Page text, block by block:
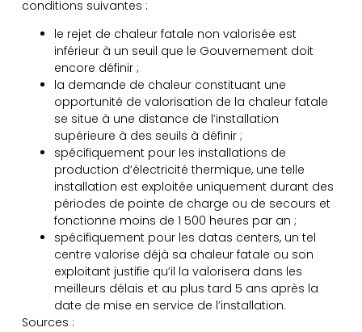
conditions suivantes :
le rejet de chaleur fatale non valorisée est
inférieur à un seuil que le Gouvernement doit
encore définir ;
la demande de chaleur constituant une
opportunité de valorisation de la chaleur fatale
se situe à une distance de l’installation
supérieure à des seuils à définir ;
spécifiquement pour les installations de
production d’électricité thermique, une telle
installation est exploitée uniquement durant des
périodes de pointe de charge ou de secours et
fonctionne moins de 1 500 heures par an ;
spécifiquement pour les datas centers, un tel
centre valorise déjà sa chaleur fatale ou son
exploitant justifie qu’il la valorisera dans les
meilleurs délais et au plus tard 5 ans après la
date de mise en service de l’installation.
Sources :